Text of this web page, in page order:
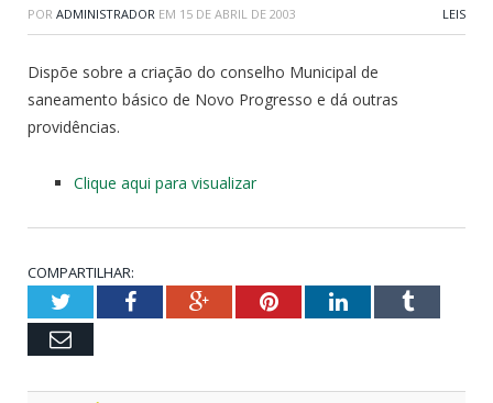
POR ADMINISTRADOR EM 15 DE ABRIL DE 2003 LEIS
Dispõe sobre a criação do conselho Municipal de
saneamento básico de Novo Progresso e dá outras
providências.
Clique aqui para visualizar
COMPARTILHAR:
TwitterFacebookGoogle+PinterestLinkedInTumblr
Email